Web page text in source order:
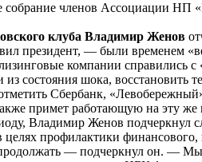
собрание членов Ассоциации НП
клуба Владимир Женов
президент, — были временем
компании справились
состояния шока, восстановить
Сбербанк,
примет работающую на эту же
Владимир Женов подчеркнул
профилактики финансового,
— подчеркнул он. —